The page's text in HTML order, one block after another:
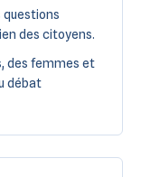
questions
des citoyens.
des femmes et
débat